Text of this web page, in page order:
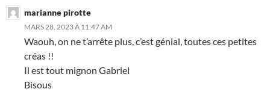
marianne pirotte
MARS 28, 2023 À 11:47 AM
Waouh, on ne t’arrête plus, c’est génial, toutes ces petites
créas !!
Il est tout mignon Gabriel
Bisous